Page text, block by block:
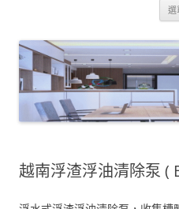
選
越南浮渣浮油清除泵 (